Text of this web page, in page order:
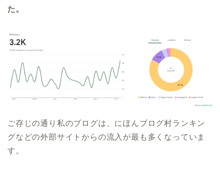
た。
ご存じの通り私のブログは、にほんブログ村ランキン
グなどの外部サイトからの流入が最も多くなっていま
す。